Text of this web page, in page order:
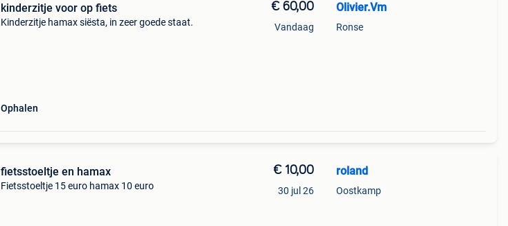
kinderzitje voor op fiets
Kinderzitje hamax siësta, in zeer goede staat.
Ophalen
€ 60,00
Vandaag
Olivier.Vm
Ronse
fietsstoeltje en hamax
Fietsstoeltje 15 euro hamax 10 euro
€ 10,00
30 jul 26
roland
Oostkamp